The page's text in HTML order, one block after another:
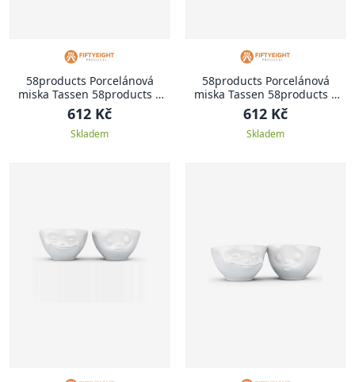
58products Porcelánová
miska Tassen 58products |
Zamilovaná
612 Kč
Skladem
58products Porcelánová
miska Tassen 58products |
Tasty
612 Kč
Skladem